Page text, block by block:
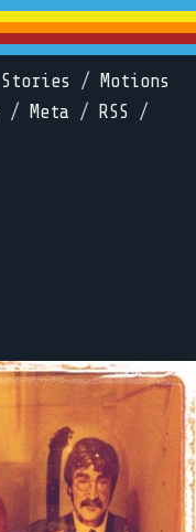
Stories /
Motions
/ Meta / RSS /